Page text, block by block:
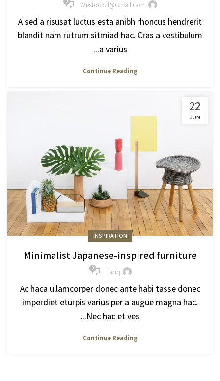
Westock.il@gmail.com
0
A sed a risusat luctus esta anibh rhoncus hendrerit
blandit nam rutrum sitmiad hac. Cras a vestibulum
a varius...
Continue Reading
22
JUN
INSPIRATION
Minimalist Japanese-inspired furniture
Tariq
0
Ac haca ullamcorper donec ante habi tasse donec
imperdiet eturpis varius per a augue magna hac.
Nec hac et ves...
Continue Reading